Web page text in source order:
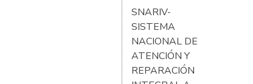
SNARIV-
SISTEMA
NACIONAL DE
ATENCIÓN Y
REPARACIÓN